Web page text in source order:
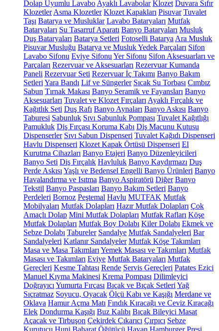
Dolap Uyumlu Lavabo Ayaklı Lavabolar Klozet Duvara Sıfır
Klozetler Asma Klozetler Klozet Kapakları Pisuvar Tuvalet
Taşı Batarya ve Musluklar Lavabo Bataryaları Mutfak
Bataryaları Su Tasarruf Aparatı Banyo Bataryaları Musluk
Duş Bataryaları Batarya Setleri Fotoselli Batarya Ara Musluk
Pisuvar Musluğu Batarya ve Musluk Yedek Parçaları Sifon
Lavabo Sifonu Eviye Sifonu Yer Sifonu Sifon Aksesuarları ve
Parçaları Rezervuar ve Aksesuarları Rezervuar Kumanda
Paneli Rezervuar Seti Rezervuar İç Takımı Banyo Bakım
Setleri Yara Bandı Lif ve Süngerler Sıcak Su Torbası Cımbız
Sabun Tırnak Makası Banyo Seramik ve Fayansları Banyo
Aksesuarları Tuvalet ve Klozet Fırçaları Ayaklı Fırçalık ve
Kağıtlık Seti Duş Rafı Banyo Aynaları Banyo Askısı Banyo
Taburesi Sabunluk Sıvı Sabunluk Pompası Tuvalet Kağıtlığı
Pamukluk Diş Fırçası Koruma Kabı Diş Macunu Kutusu
Dispenserler Sıvı Sabun Dispenseri Tuvalet Kağıdı Dispenseri
Havlu Dispenseri Klozet Kapak Örtüsü Dispenseri El
Kurutma Cihazları Banyo Etajeri Banyo Düzenleyicileri
Banyo Seti Diş Fırçalık Havluluk Banyo Kaydırmazı Duş
Perde Askısı Yaşlı ve Bedensel Engelli Banyo Ürünleri Banyo
Havalandırma ve Isıtma Banyo Aspiratörü Diğer Banyo
Tekstil Banyo Paspasları Banyo Bakım Setleri Banyo
Perdeleri Bornoz Peştemal Havlu MUTFAK Mutfak
Mobilyaları Mutfak Dolapları Hazır Mutfak Dolapları Çok
Amaçlı Dolap Mini Mutfak Dolapları Mutfak Rafları Köşe
Mutfak Dolapları Mutfak Boy Dolabı Kiler Dolabı Ekmek ve
Sebze Dolabı Tabureler Sandalye Mutfak Sandalyeleri Bar
Sandalyeleri Katlanır Sandalyeler Mutfak Köşe Takımları
Masa ve Masa Takımları Yemek Masası ve Takımları Mutfak
Masası ve Takımları Eviye Mutfak Bataryaları Mutfak
Gereçleri Kesme Tahtası Rende Servis Gereçleri Patates Ezici
Manuel Kıyma Makinesi Krema Pompası Dilimleyici
Doğrayıcı Yumurta Fırçası Bıçak ve Bıçak Setleri Yağ
Sıçratmaz Soyucu, Oyacak Ölçü Kabı ve Kaşığı Merdane ve
Oklava Hamur Açma Matı Fındık Kıracağı ve Ceviz Kıracağı
Elek Dondurma Kaşığı Buz Kalıbı Bıçak Bileyici Masat
Açacak ve Tirbuşon Çekirdek Çıkarıcı Çırpıcı Sebze
Kurutucu Huni Baharat Öğütücü Havan Hamburger Presi